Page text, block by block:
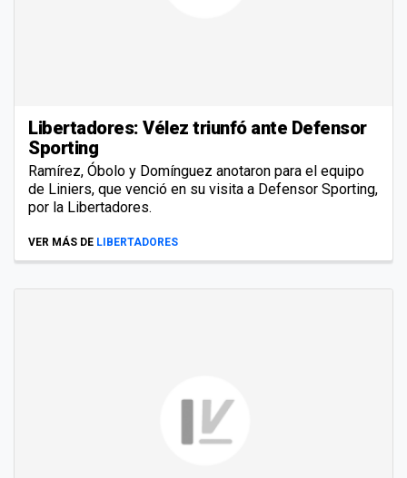
Libertadores: Vélez triunfó ante Defensor
Sporting
Ramírez, Óbolo y Domínguez anotaron para el equipo
de Liniers, que venció en su visita a Defensor Sporting,
por la Libertadores.
VER MÁS DE LIBERTADORES